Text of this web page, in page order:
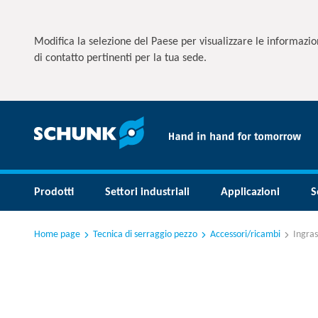
Modifica la selezione del Paese per visualizzare le
di contatto pertinenti per la tua sede.
Prodotti Settori industriali Applicazioni
Home page Tecnica di serraggio pezzo Accessori/ricambi